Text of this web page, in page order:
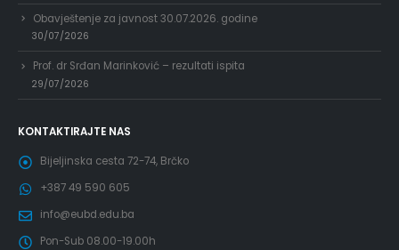
Obavještenje za javnost 30.07.2026. godine
30/07/2026
Prof. dr Srđan Marinković – rezultati ispita
29/07/2026
KONTAKTIRAJTE NAS
Bijeljinska cesta 72-74, Brčko
+387 49 590 605
info@eubd.edu.ba
Pon-Sub 08.00-19.00h